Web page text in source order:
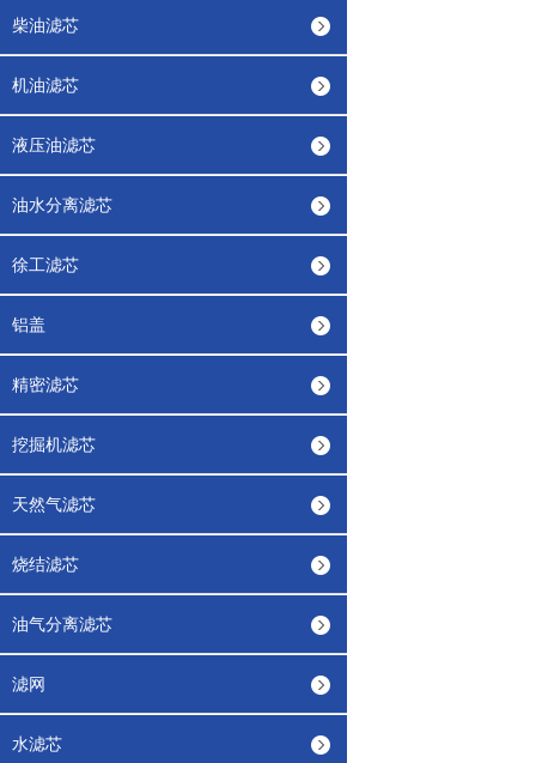
柴油滤芯
机油滤芯
液压油滤芯
油水分离滤芯
徐工滤芯
铝盖
精密滤芯
挖掘机滤芯
天然气滤芯
烧结滤芯
油气分离滤芯
滤网
水滤芯